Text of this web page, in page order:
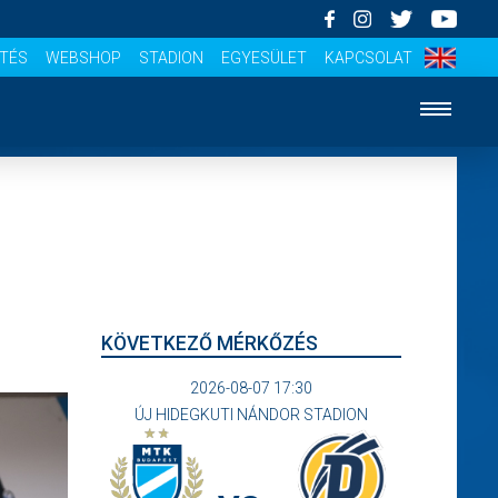
WEBSHOP STADION EGYESÜLET KAPCSOLAT
KÖVETKEZŐ MÉRKŐZÉS
2026-08-07 17:30
ÚJ HIDEGKUTI NÁNDOR STADION